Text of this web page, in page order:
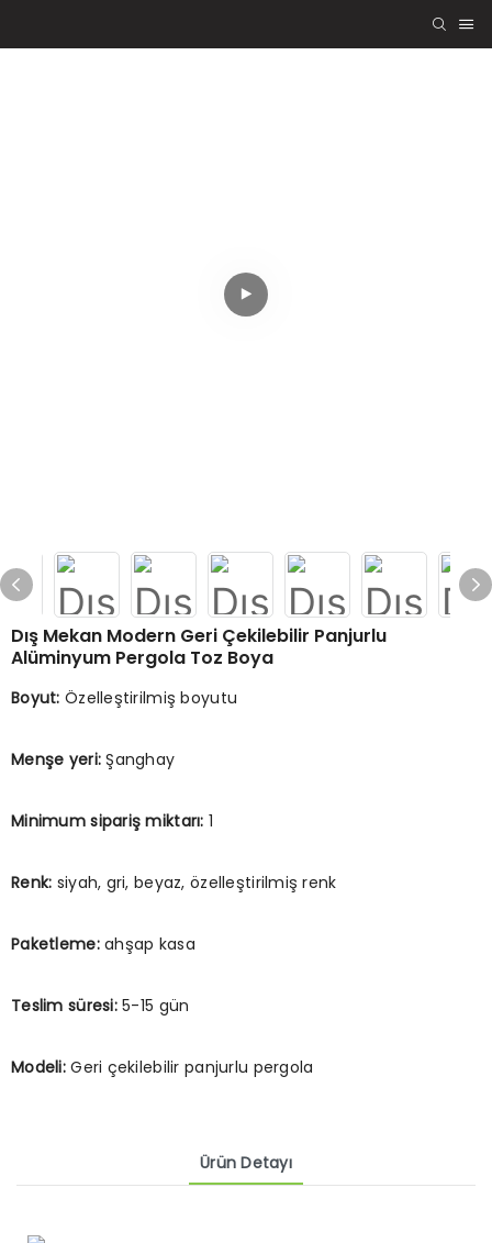
Dış Mekan Modern Geri Çekilebilir Panjurlu
Alüminyum Pergola Toz Boya
Boyut: Özelleştirilmiş boyutu
Menşe yeri:Şanghay
Minimum sipariş miktarı: 1
Renk: siyah, gri, beyaz, özelleştirilmiş renk
Paketleme:ahşap kasa
Teslim süresi:5-15 gün
Modeli:Geri çekilebilir panjurlu pergola
Ürün Detayı